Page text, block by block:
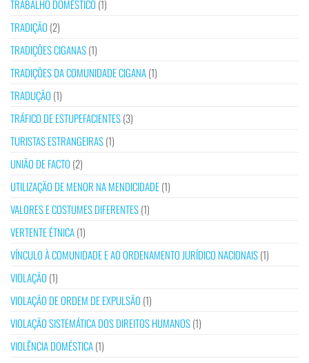
TRABALHO DOMÉSTICO (1)
TRADIÇÃO (2)
TRADIÇÕES CIGANAS(1)
TRADIÇÕES DA COMUNIDADE CIGANA(1)
TRADUÇÃO (1)
TRÁFICO DE ESTUPEFACIENTES(3)
TURISTAS ESTRANGEIRAS(1)
UNIÃO DE FACTO (2)
UTILIZAÇÃO DE MENOR NA MENDICIDADE(1)
VALORES E COSTUMES DIFERENTES(1)
VERTENTE ÉTNICA(1)
VÍNCULO À COMUNIDADE E AO ORDENAMENTO JURÍDICO NACIONAIS(1)
VIOLAÇÃO (1)
VIOLAÇÃO DE ORDEM DE EXPULSÃO (1)
VIOLAÇÃO SISTEMÁTICA DOS DIREITOS HUMANOS(1)
VIOLÊNCIA DOMÉSTICA(1)